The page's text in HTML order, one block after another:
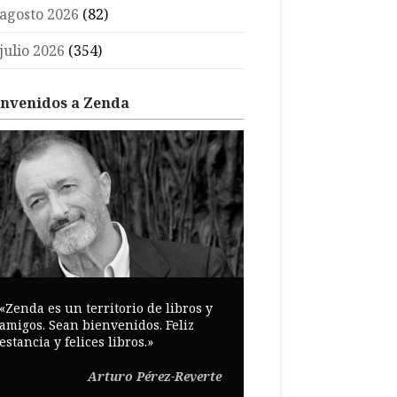
2026 (82)
2026 (354)
a Zenda
es un territorio de libros y
Sean bienvenidos. Feliz
y felices libros.»
Arturo Pérez-Reverte